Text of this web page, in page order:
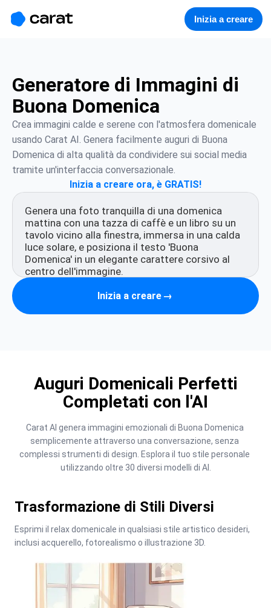
Inizia a creare
Generatore di Immagini di
Buona Domenica
Crea immagini calde e serene con l'atmosfera domenicale
usando Carat AI. Genera facilmente auguri di Buona
Domenica di alta qualità da condividere sui social media
tramite un'interfaccia conversazionale.
Inizia a creare ora, è GRATIS!
Inizia a creare →
Auguri Domenicali Perfetti
Completati con l'AI
Carat AI genera immagini emozionali di Buona Domenica
semplicemente attraverso una conversazione, senza
complessi strumenti di design. Esplora il tuo stile personale
utilizzando oltre 30 diversi modelli di AI.
Trasformazione di Stili Diversi
Esprimi il relax domenicale in qualsiasi stile artistico desideri,
inclusi acquerello, fotorealismo o illustrazione 3D.